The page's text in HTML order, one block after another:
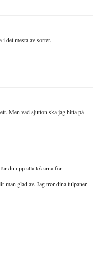
det mesta av sorter.
Men vad sjutton ska jag hitta på
du upp alla lökarna för
man glad av. Jag tror dina tulpaner